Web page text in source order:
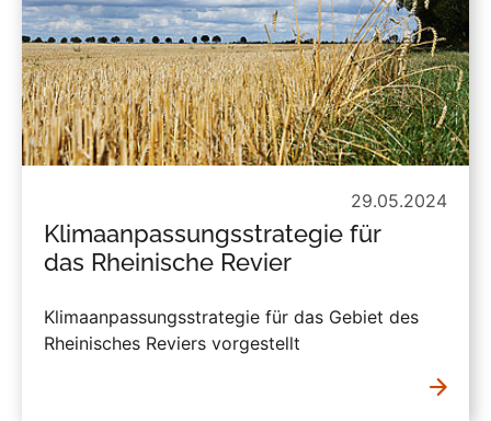
29.05.2024
Klimaanpassungsstrategie für
das Rheinische Revier
Klimaanpassungsstrategie für das Gebiet des
Rheinisches Reviers vorgestellt